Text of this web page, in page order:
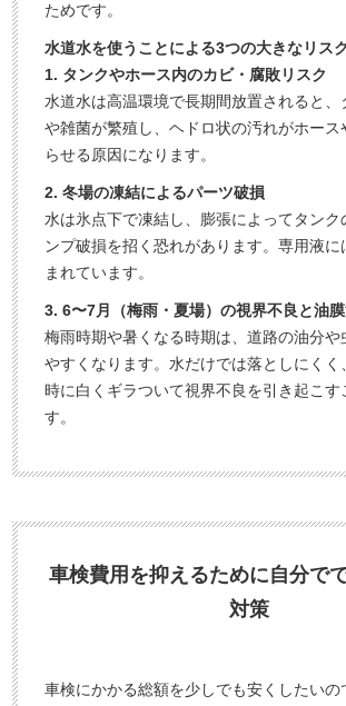
ためです。
水道水を使うことによる3つの大きなリスク
1. タンクやホース内のカビ・腐敗リスク
水道水は高温環境で長期間放置されると、
や雑菌が繁殖し、ヘドロ状の汚れがホース
らせる原因になります。
2. 冬場の凍結によるパーツ破損
水は氷点下で凍結し、膨張によってタンク
ンプ破損を招く恐れがあります。専用液に
まれています。
3. 6〜7月（梅雨・夏場）の視界不良と油
梅雨時期や暑くなる時期は、道路の油分や
やすくなります。水だけでは落としにくく
時に白くギラついて視界不良を引き起こす
す。
車検費用を抑えるために自分で
対策
車検にかかる総額を少しでも安くしたいの